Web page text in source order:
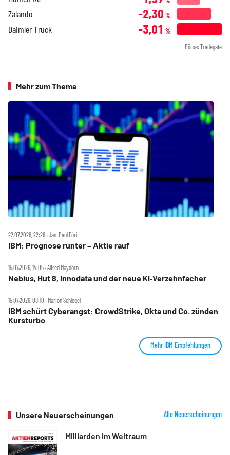
Zalando -2,30 %
Daimler Truck -3,01 %
Börse: Tradegate
Mehr zum Thema
22.07.2026, 22:26 ‧ Jan-Paul Fóri
IBM: Prognose runter – Aktie rauf
15.07.2026, 14:05 ‧ Alfred Maydorn
Nebius, Hut 8, Innodata und der neue KI‑Verzehnfacher
15.07.2026, 08:10 ‧ Marion Schlegel
IBM schürt Cyberangst: CrowdStrike, Okta und Co. zünden
Kursturbo
Mehr IBM Empfehlungen
Unsere Neuerscheinungen Alle Neuerscheinungen
Milliarden im Weltraum